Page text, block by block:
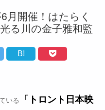
月開催！はたらく
る川の金子雅和監
B!
いる
「トロント日本映